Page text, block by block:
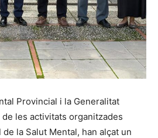
Provincial i la Generalitat
les activitats organitzades
la Salut Mental, han alçat un